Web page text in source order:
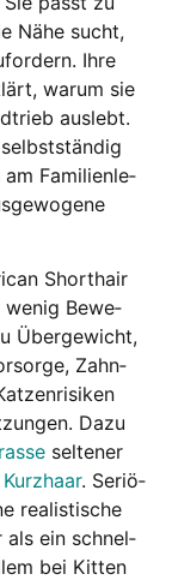
Nähe sucht,
Ihre
war­um sie
aus­lebt.
Fami­li­en­le­
Short­hair
wenig Bewe­
Über­ge­wicht,
Zahn­
Dazu
sel­te­ner
. Seriö­
rea­lis­ti­sche
als ein schnel­
bei Kit­ten